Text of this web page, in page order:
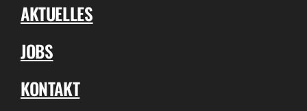
AKTUELLES
JOBS
KONTAKT